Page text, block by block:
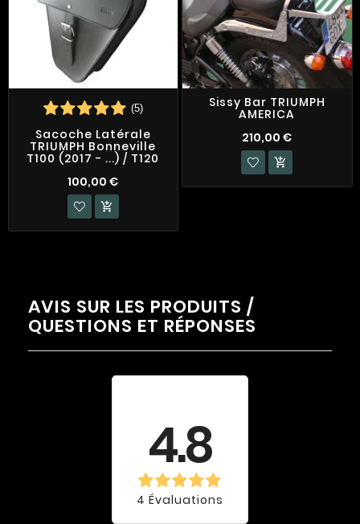
(5)
Sacoche Latérale
TRIUMPH Bonneville
T100 (2017 - ...) / T120
100,00 €

Sissy Bar TRIUMPH
AMERICA
210,00 €

AVIS SUR LES PRODUITS /
QUESTIONS ET RÉPONSES
4.8
4 Évaluations